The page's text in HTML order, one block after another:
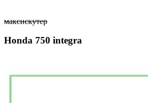
максискутер
Honda 750 integra